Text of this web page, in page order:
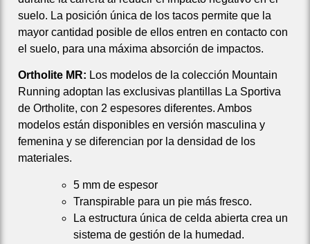
suelo. La posición única de los tacos permite que la
mayor cantidad posible de ellos entren en contacto con
el suelo, para una máxima absorción de impactos.
Ortholite MR: Los modelos de la colección Mountain
Running adoptan las exclusivas plantillas La Sportiva
de Ortholite, con 2 espesores diferentes. Ambos
modelos están disponibles en versión masculina y
femenina y se diferencian por la densidad de los
materiales.
5 mm de espesor
Transpirable para un pie más fresco.
La estructura única de celda abierta crea un
sistema de gestión de la humedad.